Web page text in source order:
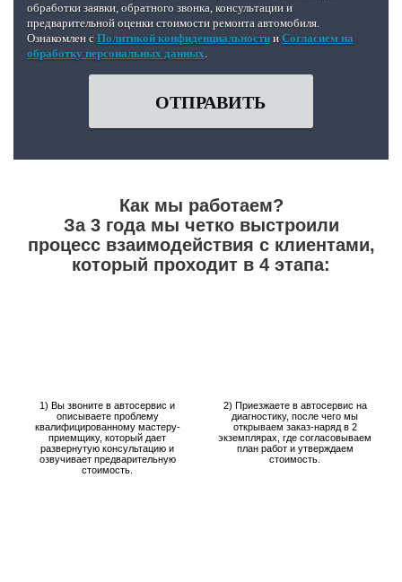
обработки заявки, обратного звонка, консультации и
предварительной оценки стоимости ремонта автомобиля.
Ознакомлен с Политикой конфиденциальности и Согласием на
обработку персональных данных.
ОТПРАВИТЬ
Как мы работаем?
За 3 года мы четко выстроили
процесс взаимодействия с клиентами,
который проходит в 4 этапа:
1) Вы звоните в автосервис и
описываете проблему
квалифицированному мастеру-
приемщику, который дает
развернутую консультацию и
озвучивает предварительную
стоимость.
2) Приезжаете в автосервис на
диагностику, после чего мы
открываем заказ-наряд в 2
экземплярах, где согласовываем
план работ и утверждаем
стоимость.